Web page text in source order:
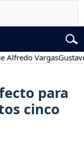
VargasGustavo
para
cinco